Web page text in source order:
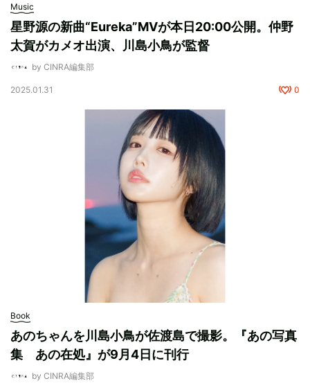
Music
星野源の新曲“Eureka”MVが本日20:00公開。仲野
太賀がカメオ出演、川島小鳥が監督
by CINRA編集部
2025.01.31 0
Book
あのちゃんを川島小鳥が佐渡島で撮影。『あの写真
集 あの在処』が9月4日に刊行
by CINRA編集部